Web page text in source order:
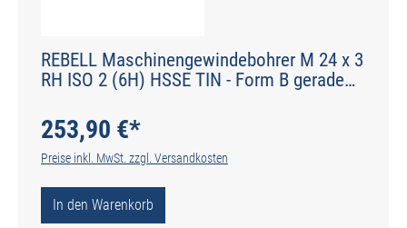
REBELL Maschinengewindebohrer M 24 x 3
RH ISO 2 (6H) HSSE TIN - Form B gerade
253,90 €*
Preise inkl. MwSt. zzgl. Versandkosten
In den Warenkorb